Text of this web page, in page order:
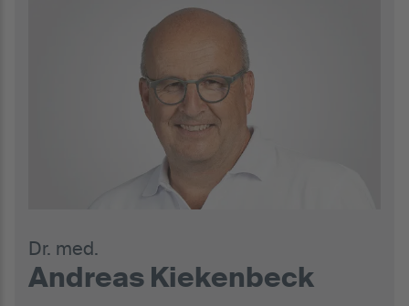
Dr. med.
Andreas Kiekenbeck